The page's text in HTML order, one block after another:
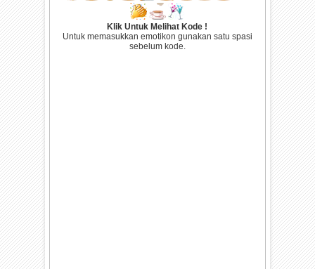
Klik Untuk Melihat Kode !
Untuk memasukkan emotikon gunakan satu spasi
sebelum kode.